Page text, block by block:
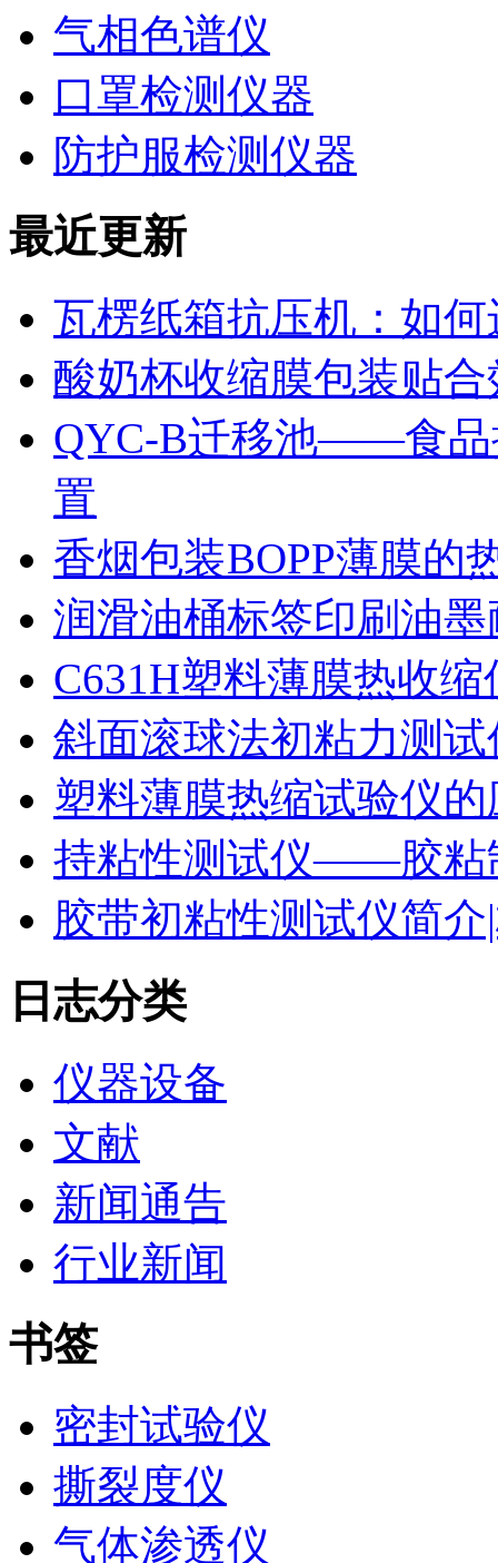
气相色谱仪
口罩检测仪器
防护服检测仪器
最近更新
瓦楞纸箱抗压机：如
酸奶杯收缩膜包装贴
QYC-B迁移池——食品
置
香烟包装BOPP薄膜的
润滑油桶标签印刷油
C631H塑料薄膜热收
斜面滚球法初粘力测
塑料薄膜热缩试验仪
持粘性测试仪——胶粘
胶带初粘性测试仪简
日志分类
仪器设备
文献
新闻通告
行业新闻
书签
密封试验仪
撕裂度仪
气体渗透仪